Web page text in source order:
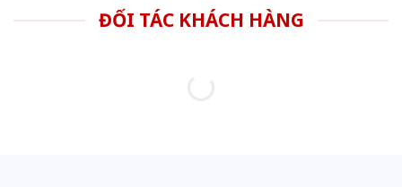
ĐỐI TÁC KHÁCH HÀNG